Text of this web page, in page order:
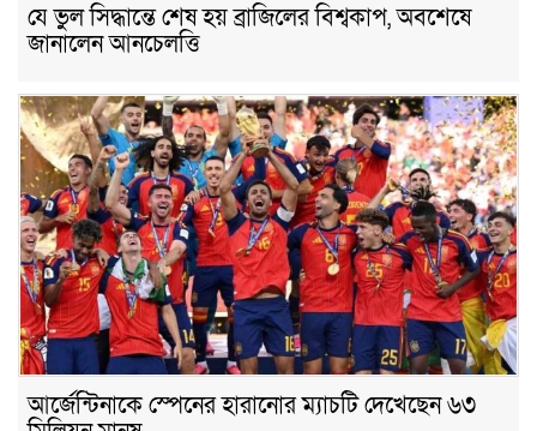
যে ভুল সিদ্ধান্তে শেষ হয় ব্রাজিলের বিশ্বকাপ, অবশেষে
জানালেন আনচেলত্তি
আর্জেন্টিনাকে স্পেনের হারানোর ম্যাচটি দেখেছেন ৬৩